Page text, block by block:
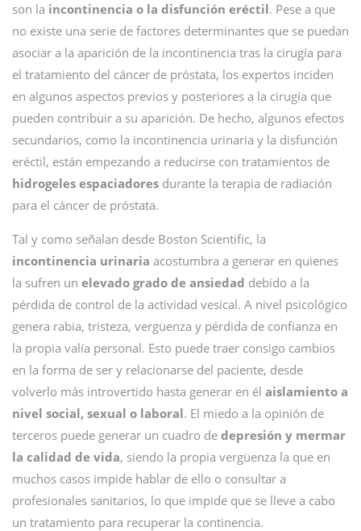
son la incontinencia o la disfunción eréctil. Pese a que
no existe una serie de factores determinantes que se puedan
asociar a la aparición de la incontinencia tras la cirugía para
el tratamiento del cáncer de próstata, los expertos inciden
en algunos aspectos previos y posteriores a la cirugía que
pueden contribuir a su aparición. De hecho, algunos efectos
secundarios, como la incontinencia urinaria y la disfunción
eréctil, están empezando a reducirse con tratamientos de
hidrogeles espaciadores durante la terapia de radiación
para el cáncer de próstata.
Tal y como señalan desde Boston Scientific, la
incontinencia urinaria acostumbra a generar en quienes
la sufren un elevado grado de ansiedad debido a la
pérdida de control de la actividad vesical. A nivel psicológico
genera rabia, tristeza, vergüenza y pérdida de confianza en
la propia valía personal. Esto puede traer consigo cambios
en la forma de ser y relacionarse del paciente, desde
volverlo más introvertido hasta generar en él aislamiento a
nivel social, sexual o laboral. El miedo a la opinión de
terceros puede generar un cuadro de depresión y mermar
la calidad de vida, siendo la propia vergüenza la que en
muchos casos impide hablar de ello o consultar a
profesionales sanitarios, lo que impide que se lleve a cabo
un tratamiento para recuperar la continencia.